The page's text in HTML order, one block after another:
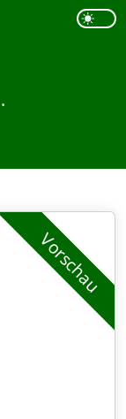
.
Vorschau